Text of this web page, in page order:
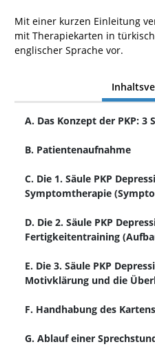
Mit einer kurzen Einleitung
mit Therapiekarten in
englischer Sprache vor.
A. Das Konzept der PKP: 3
B. Patientenaufnahme
C. Die 1. Säule PKP
Symptomtherapie
D. Die 2. Säule PKP
Fertigkeitentraining
E. Die 3. Säule PKP
Motivklärung und die
F. Handhabung des
G. Ablauf einer